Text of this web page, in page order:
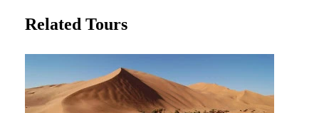
Related Tours